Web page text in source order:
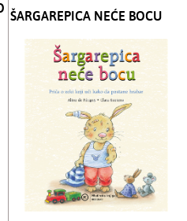
ŠARGAREPICA NEĆE BOCU